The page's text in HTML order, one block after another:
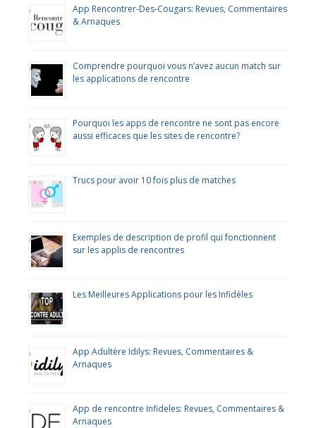
App Rencontrer-Des-Cougars: Revues, Commentaires
& Arnaques
Comprendre pourquoi vous n’avez aucun match sur
les applications de rencontre
Pourquoi les apps de rencontre ne sont pas encore
aussi efficaces que les sites de rencontre?
Trucs pour avoir 10 fois plus de matches
Exemples de description de profil qui fonctionnent
sur les applis de rencontres
Les Meilleures Applications pour les Infidèles
App Adultère Idilys: Revues, Commentaires &
Arnaques
App de rencontre Infideles: Revues, Commentaires &
Arnaques